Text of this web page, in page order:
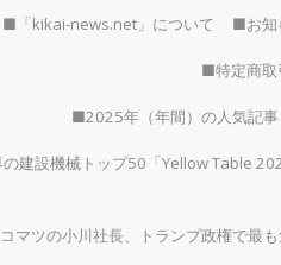
■「kikai-news.net」について ■お知
■特定商取
■2025年（年間）の人気記事
の建設機械トップ50「Yellow Table
コマツの小川社長、トランプ政権で最